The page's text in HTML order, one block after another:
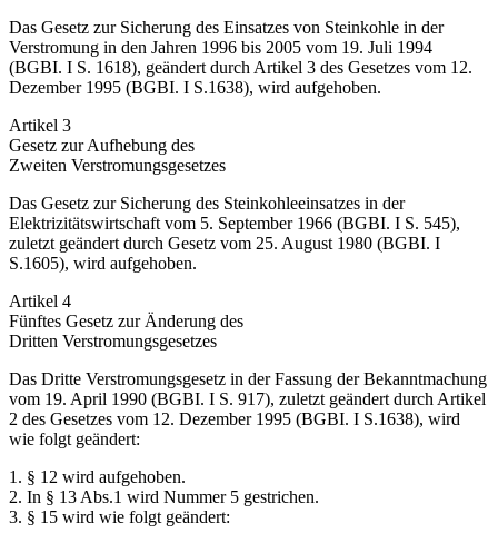
Das Gesetz zur Sicherung des Einsatzes von Steinkohle in der
Verstromung in den Jahren 1996 bis 2005 vom 19. Juli 1994
(BGBI. I S. 1618), geändert durch Artikel 3 des Gesetzes vom 12.
Dezember 1995 (BGBI. I S.1638), wird aufgehoben.
Artikel 3
Gesetz zur Aufhebung des
Zweiten Verstromungsgesetzes
Das Gesetz zur Sicherung des Steinkohleeinsatzes in der
Elektrizitätswirtschaft vom 5. September 1966 (BGBI. I S. 545),
zuletzt geändert durch Gesetz vom 25. August 1980 (BGBI. I
S.1605), wird aufgehoben.
Artikel 4
Fünftes Gesetz zur Änderung des
Dritten Verstromungsgesetzes
Das Dritte Verstromungsgesetz in der Fassung der Bekanntmachung
vom 19. April 1990 (BGBI. I S. 917), zuletzt geändert durch Artikel
2 des Gesetzes vom 12. Dezember 1995 (BGBI. I S.1638), wird
wie folgt geändert:
1. § 12 wird aufgehoben.
2. In § 13 Abs.1 wird Nummer 5 gestrichen.
3. § 15 wird wie folgt geändert: